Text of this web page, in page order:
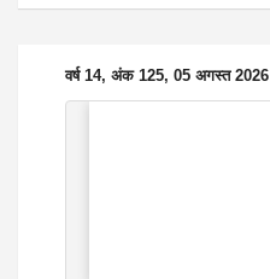
वर्ष 14, अंक 125, 05 अगस्त 2026